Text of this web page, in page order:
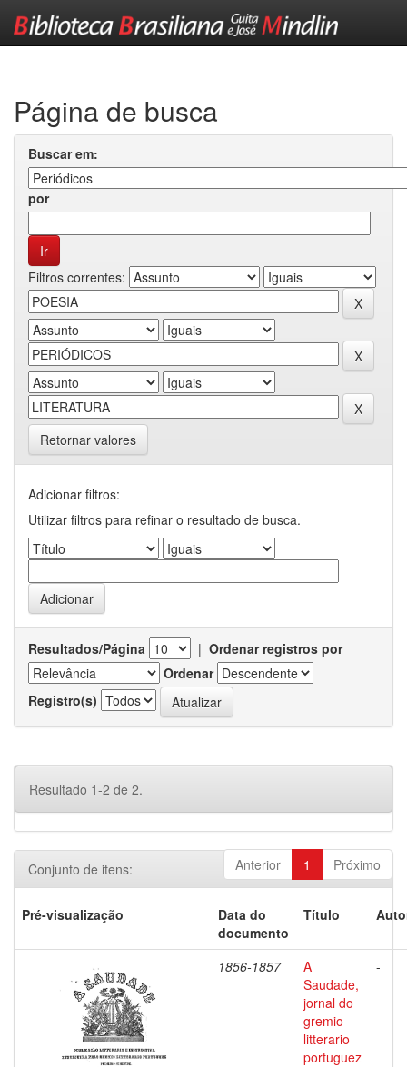
Página de busca
Buscar em:
por
Filtros correntes:
Retornar valores
Adicionar filtros:
Utilizar filtros para refinar o resultado de busca.
Resultados/Página | Ordenar registros por
Ordenar
Registro(s)
Resultado 1-2 de 2.
Anterior 1 Próximo
Conjunto de itens:
Pré-visualização
Data do
documento
Título
1856-1857
A
Saudade,
jornal do
gremio
litterario
portuguez
-